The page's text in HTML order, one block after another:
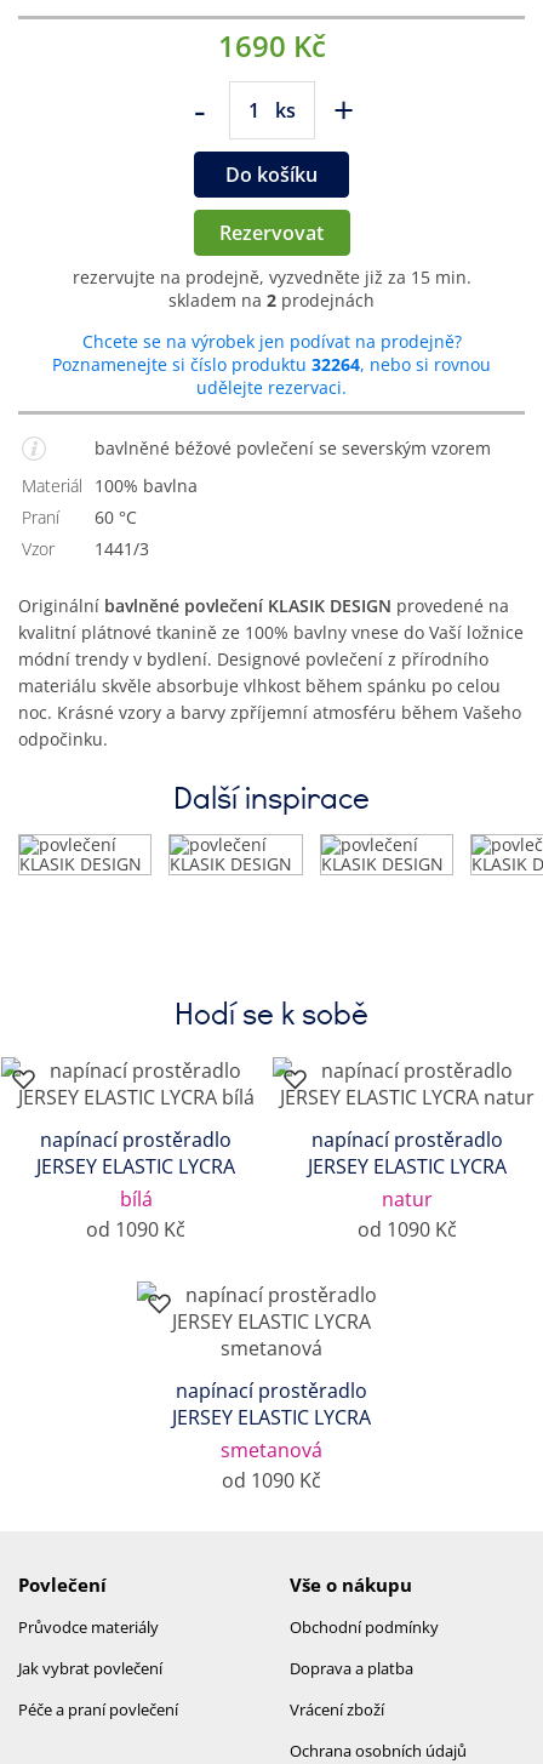
1690 Kč
- ks +
Do košíku
Rezervovat
rezervujte na prodejně, vyzvedněte již za 15 min.
skladem na 2 prodejnách
Chcete se na výrobek jen podívat na prodejně?
Poznamenejte si číslo produktu 32264, nebo si rovnou
udělejte rezervaci.
bavlněné béžové povlečení se severským vzorem
Materiál
100% bavlna
Praní
60 °C
Vzor
1441/3
Originální bavlněné povlečení KLASIK DESIGN provedené na
kvalitní plátnové tkanině ze 100% bavlny vnese do Vaší ložnice
módní trendy v bydlení. Designové povlečení z přírodního
materiálu skvěle absorbuje vlhkost během spánku po celou
noc. Krásné vzory a barvy zpříjemní atmosféru během Vašeho
odpočinku.
Další inspirace
Hodí se k sobě
napínací prostěradlo
JERSEY ELASTIC LYCRA
bílá
od 1090 Kč
napínací prostěradlo
JERSEY ELASTIC LYCRA
natur
od 1090 Kč
napínací prostěradlo
JERSEY ELASTIC LYCRA
smetanová
od 1090 Kč
Povlečení
Průvodce materiály
Jak vybrat povlečení
Péče a praní povlečení
Vše o nákupu
Obchodní podmínky
Doprava a platba
Vrácení zboží
Ochrana osobních údajů